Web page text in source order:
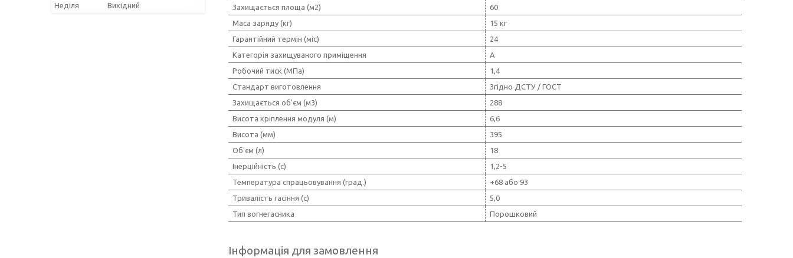
Захищається площа (м2)
60
Маса заряду (кг)
15 кг
Гарантійний термін (міс)
24
Категорія захищуваного приміщення
А
Робочий тиск (МПа)
1,4
Стандарт виготовлення
Згідно ДСТУ / ГОСТ
Захищається об'єм (м3)
288
Висота кріплення модуля (м)
6,6
Висота (мм)
395
Об'єм (л)
18
Інерційність (с)
1,2-5
Температура спрацьовування (град.)
+68 або 93
Тривалість гасіння (с)
5,0
Тип вогнегасника
Порошковий
Інформація для замовлення
Неділя
Вихідний